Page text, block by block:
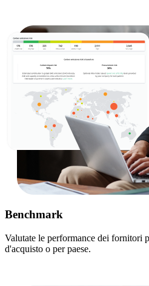
Benchmark
Valutate le performance dei fornitori
d'acquisto o per paese.